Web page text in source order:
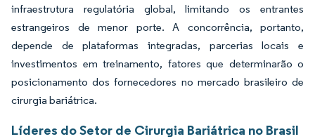
infraestrutura regulatória global, limitando os entrantes
estrangeiros de menor porte. A concorrência, portanto,
depende de plataformas integradas, parcerias locais e
investimentos em treinamento, fatores que determinarão o
posicionamento dos fornecedores no mercado brasileiro de
cirurgia bariátrica.
Líderes do Setor de Cirurgia Bariátrica no Brasil